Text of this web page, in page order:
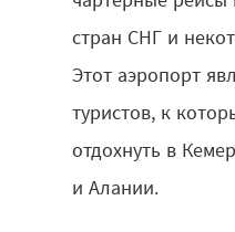
стран СНГ и
Этот аэропорт
туристов, к
отдохнуть в
и Алании.